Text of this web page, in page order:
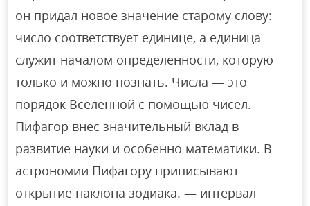
он придал новое значение старому слову:
число соответствует единице, а единица
служит началом определенности, которую
только и можно познать. Числа — это
порядок Вселенной с помощью чисел.
Пифагор внес значительный вклад в
развитие науки и особенно математики. В
астрономии Пифагору приписывают
открытие наклона зодиака. — интервал